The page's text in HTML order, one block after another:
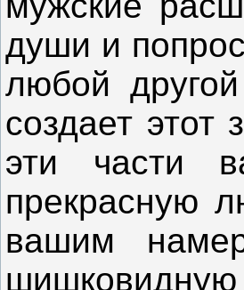
души и
любой
создает
эти части
прекрасную
вашим